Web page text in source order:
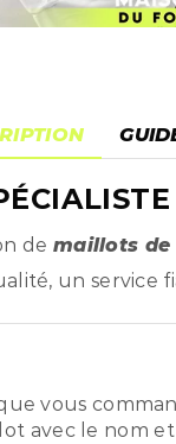
de maillots
un service
vous
avec le nom